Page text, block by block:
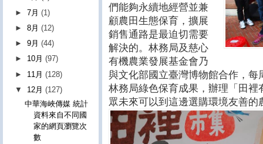
們能夠永續地經營並兼
顧農田生態保育，擴展
銷售通路是最迫切需要
解決的。林務局及慈心
有機農業發展基金會乃
與文化部國立臺灣博物館合作，
林務局綠色保育成果，辦理「田
眾未來可以到這邊選購環境友善的
►7月(1)
►8月(12)
►9月(44)
► 10月(97)
► 11月(128)
▼ 12月(127)
中華海峽傳媒 統計
資料來自不同國
家的網頁瀏覽次
數